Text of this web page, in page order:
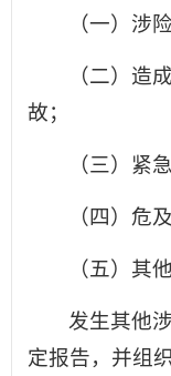
（一）涉
（二）造
故；
（三）紧
（四）危
（五）其
发生其他
定报告，并组